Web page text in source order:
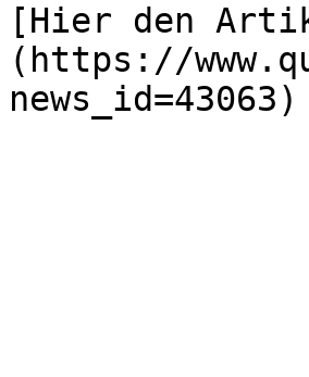
[Hier den
(https://
news_id=43063)